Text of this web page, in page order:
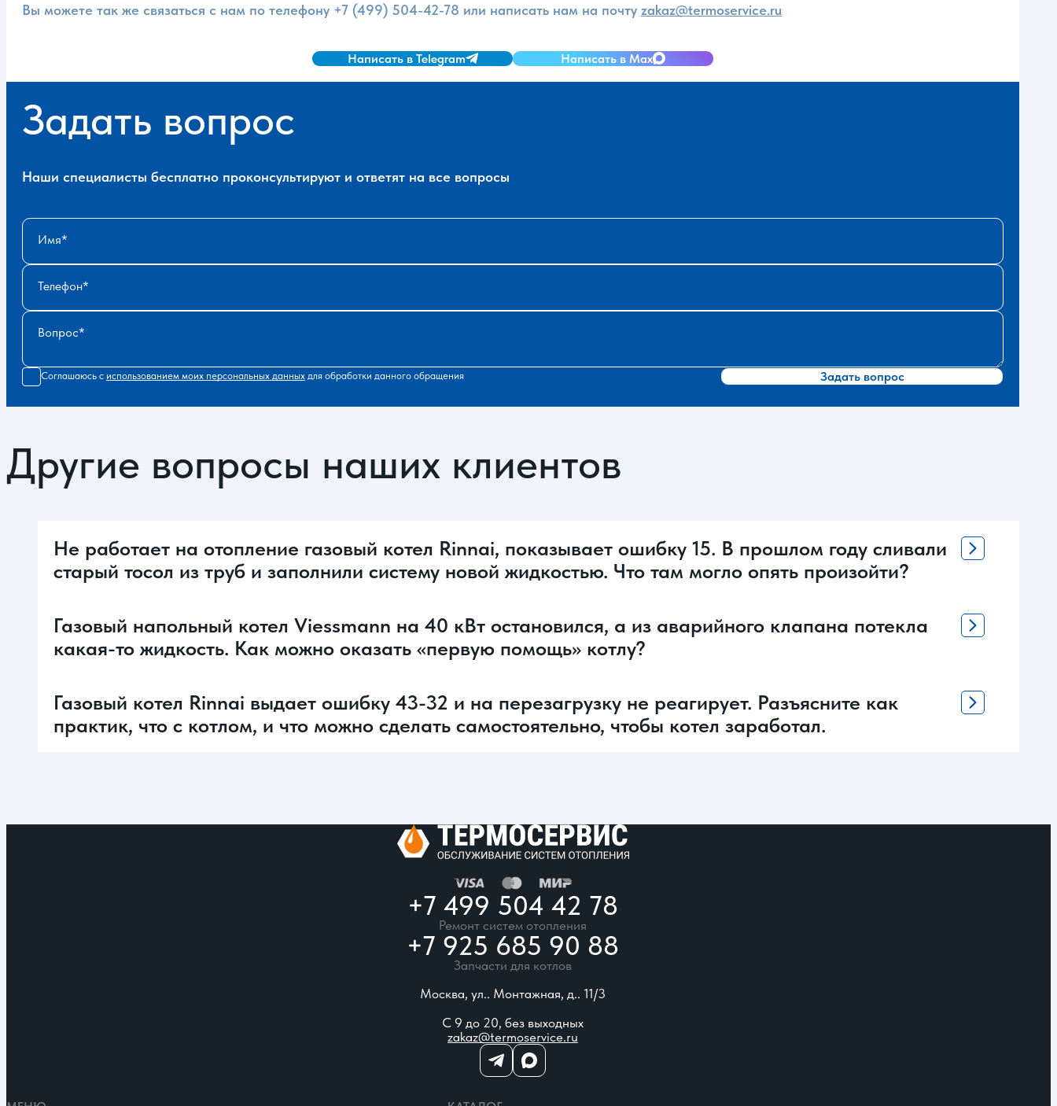
Вы можете так же связаться с нам по телефону +7 (499) 504-42-78 или написать нам на почту zakaz@termoservice.ru
Написать в Telegram Написать в Max
Задать вопрос
Наши специалисты бесплатно проконсультируют и ответят на все вопросы
Имя
Телефон
Вопрос
Соглашаюсь с использованием моих персональных данных для обработки данного обращения Задать вопрос
Другие вопросы наших клиентов
Не работает на отопление газовый котел Rinnai, показывает ошибку 15. В прошлом году сливали
старый тосол из труб и заполнили систему новой жидкостью. Что там могло опять произойти?
Газовый напольный котел Viessmann на 40 кВт остановился, а из аварийного клапана потекла
какая-то жидкость. Как можно оказать «первую помощь» котлу?
Газовый котел Rinnai выдает ошибку 43-32 и на перезагрузку не реагирует. Разъясните как
практик, что с котлом, и что можно сделать самостоятельно, чтобы котел заработал.
+7 499 504 42 78
Ремонт систем отопления
+7 925 685 90 88
Запчасти для котлов
Москва, ул.. Монтажная, д.. 11/3
С 9 до 20, без выходных
zakaz@termoservice.ru